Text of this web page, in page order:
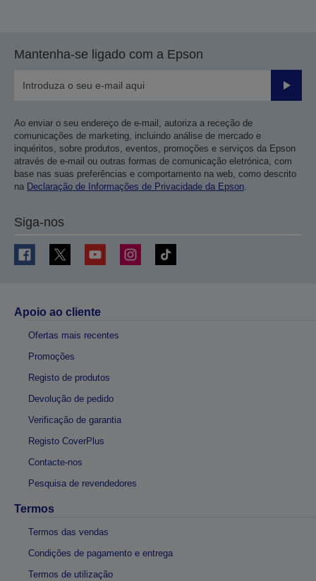
Mantenha-se ligado com a Epson
Enviar
Ao enviar o seu endereço de e-mail, autoriza a receção de
comunicações de marketing, incluindo análise de mercado e
inquéritos, sobre produtos, eventos, promoções e serviços da Epson
através de e-mail ou outras formas de comunicação eletrónica, com
base nas suas preferências e comportamento na web, como descrito
na Declaração de Informações de Privacidade da Epson.
Siga-nos
Apoio ao cliente
Ofertas mais recentes
Promoções
Registo de produtos
Devolução de pedido
Verificação de garantia
Registo CoverPlus
Contacte-nos
Pesquisa de revendedores
Termos
Termos das vendas
Condições de pagamento e entrega
Termos de utilização